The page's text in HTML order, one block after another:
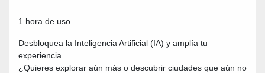
1 hora de uso
Desbloquea la Inteligencia Artificial (IA) y amplía tu
experiencia
¿Quieres explorar aún más o descubrir ciudades que aún no